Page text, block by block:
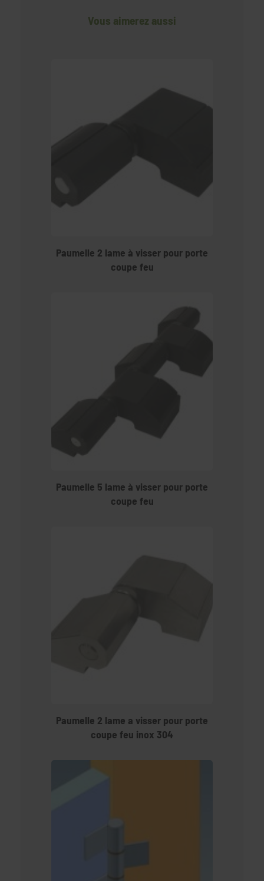
Vous aimerez aussi
Paumelle 2 lame à visser pour porte
coupe feu
Paumelle 5 lame à visser pour porte
coupe feu
Paumelle 2 lame a visser pour porte
coupe feu inox 304